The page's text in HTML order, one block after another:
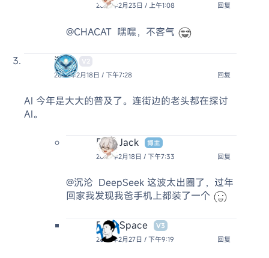
2025年2月23日 / 上午1:08
回复
@CHACAT 嘿嘿，不客气
沉沦
V2
2025年2月18日 / 下午7:28
回复
AI 今年是大大的普及了。连街边的老头都在探讨
AI。
阿杰 Jack
博主
2025年2月18日 / 下午7:33
回复
@沉沦 DeepSeek 这波太出圈了，过年
回家我发现我爸手机上都装了一个
BrainSpace
V3
2025年2月27日 / 下午9:19
回复